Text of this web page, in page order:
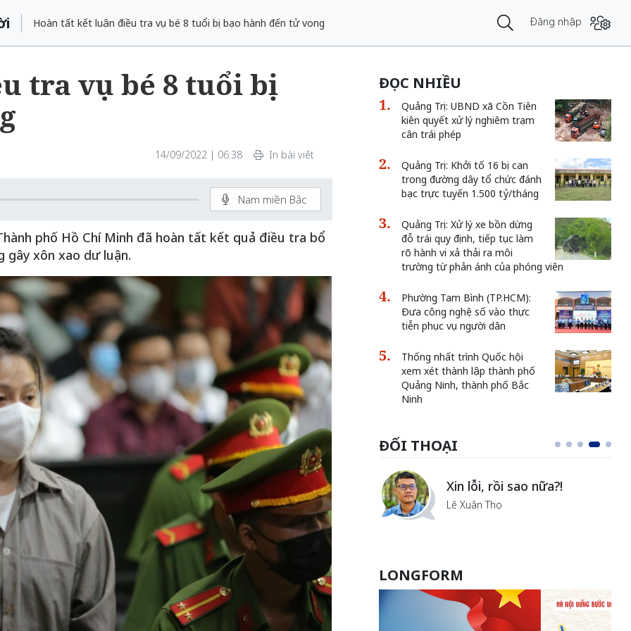
Hoàn tất kết luận điều tra vụ bé 8 tuổi bị bạo hành đến tử vong Đăng nhập
tra vụ bé 8 tuổi bị
14/09/2022 | 06:38 In bài viết
Nam miền Bắc
phố Hồ Chí Minh đã hoàn tất kết quả điều tra bổ
gây xôn xao dư luận.
ĐỌC NHIỀU
Quảng Trị: UBND xã Cồn Tiên
kiên quyết xử lý nghiêm trạm
cân trái phép
Quảng Trị: Khởi tố 16 bị can
trong đường dây tổ chức đánh
bạc trực tuyến 1.500 tỷ/tháng
Quảng Trị: Xử lý xe bồn dừng
đỗ trái quy định, tiếp tục làm
rõ hành vi xả thải ra môi
trường từ phản ánh của phóng viên
Phường Tam Bình (TP.HCM):
Đưa công nghệ số vào thực
tiễn phục vụ người dân
Thống nhất trình Quốc hội
xem xét thành lập thành phố
Quảng Ninh, thành phố Bắc
Ninh
ĐỐI THOẠI
nhà
Bắc Biên - Giữ một ngôi
làng ven sông Hồng của Hà
Nội
TS. Trần Kim Hào
Xin lỗi, rồi sao nữa?!
Lê Xuân Thọ
LONGFORM